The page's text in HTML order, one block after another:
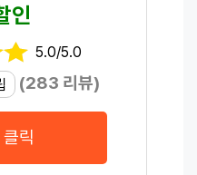
인
5.0/5.0
(283 리뷰)
릭